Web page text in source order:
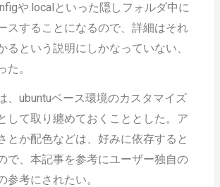
や.localといった隠しフォルダ中に
スすることになるので、詳細はそれ
るという説明にしかなっていない、
た。
、ubuntuベース環境のカスタマイズ
して取り纏めておくこととした。ア
とか配色などは、好みに依存すると
で、本記事を参考にユーザー独自の
参考にされたい。